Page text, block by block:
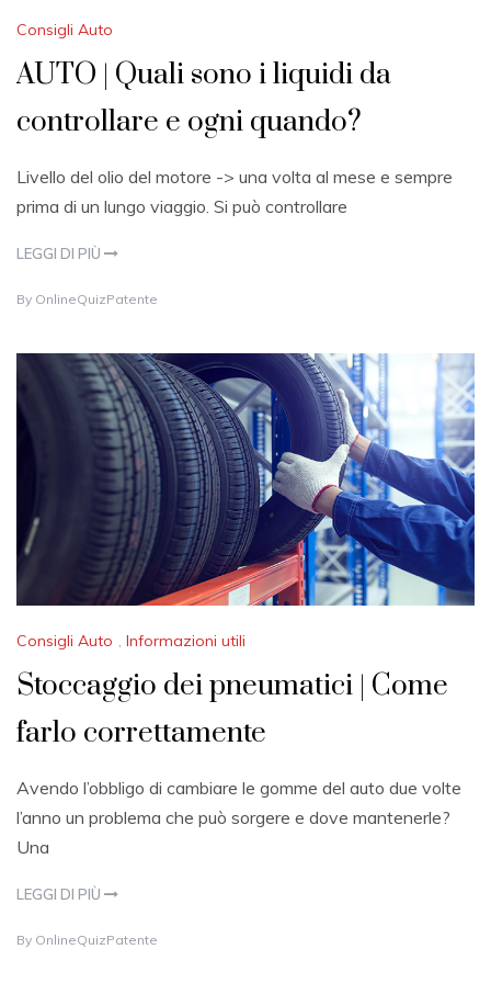
Consigli Auto
AUTO | Quali sono i liquidi da
controllare e ogni quando?
Livello del olio del motore -> una volta al mese e sempre
prima di un lungo viaggio. Si può controllare
LEGGI DI PIÙ
1
U
2
By OnlineQuizPatente
Consigli Auto , Informazioni utili
Stoccaggio dei pneumatici | Come
farlo correttamente
Avendo l’obbligo di cambiare le gomme del auto due volte
l’anno un problema che può sorgere e dove mantenerle?
Una
LEGGI DI PIÙ
2
By OnlineQuizPatente